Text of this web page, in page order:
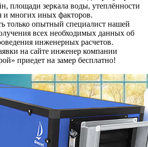
площади зеркала воды, утеплённости
и многих иных факторов.
только опытный специалист нашей
всех необходимых данных об
инженерных расчетов.
на сайте инженер компании
приедет на замер бесплатно!